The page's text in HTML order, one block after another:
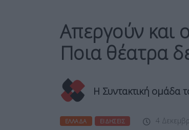
Απεργούν και
Ποια θέατρα
Η Συντακτική ομάδα
ΕΛΛΆΔΑ ΕΙΔΉΣΕΙΣ 4